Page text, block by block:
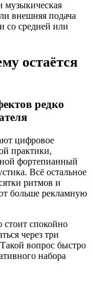
музыкическая
внешняя подача
со средней или
остаётся
редко
цифровое
практики,
фортепианный
Всё остальное
ритмов и
больше рекламную
спокойно
через три
вопрос быстро
набора